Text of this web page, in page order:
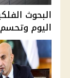
البحوث
اليوم